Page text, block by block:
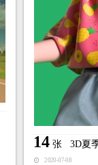
14张 3D夏
2020-07-08